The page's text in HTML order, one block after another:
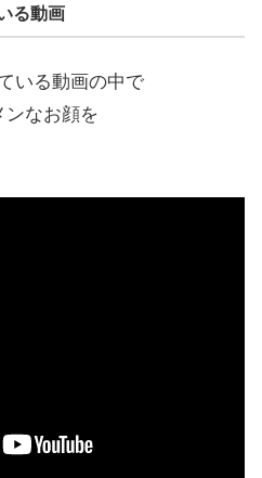
る動画
いる動画の中で
ンなお顔を